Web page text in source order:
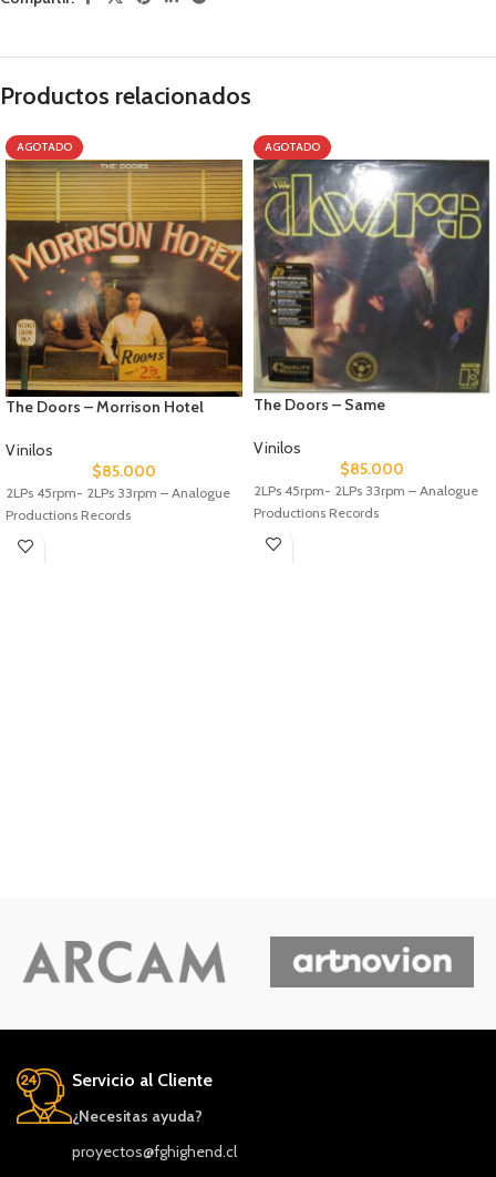
Productos relacionados
AGOTADO
The Doors – Morrison Hotel
Vinilos
$85.000
2LPs 45rpm- 2LPs 33rpm – Analogue
Productions Records
AGOTADO
The Doors – Same
Vinilos
$85.000
2LPs 45rpm- 2LPs 33rpm – Analogue
Productions Records
Servicio al Cliente
¿Necesitas ayuda?
proyectos@fghighend.cl